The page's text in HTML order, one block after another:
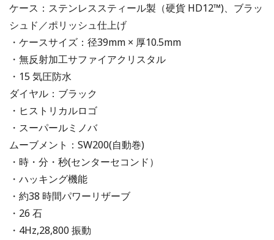
ケース：ステンレススティール製（硬貨 HD12™)、ブラッ
シュド／ポリッシュ仕上げ
・ケースサイズ：径39mm × 厚10.5mm
・無反射加工サファイアクリスタル
・15 気圧防水
ダイヤル：ブラック
・ヒストリカルロゴ
・スーパールミノバ
ムーブメント：SW200(自動巻)
・時・分・秒(センターセコンド）
・ハッキング機能
・約38 時間パワーリザーブ
・26 石
・4Hz,28,800 振動